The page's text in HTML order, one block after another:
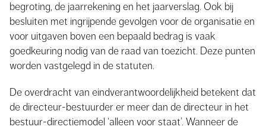
begroting, de jaarrekening en het jaarverslag. Ook bij
besluiten met ingrijpende gevolgen voor de organisatie en
voor uitgaven boven een bepaald bedrag is vaak
goedkeuring nodig van de raad van toezicht. Deze punten
worden vastgelegd in de statuten.
De overdracht van eindverantwoordelijkheid betekent dat
de directeur-bestuurder er meer dan de directeur in het
bestuur-directiemodel ‘alleen voor staat’. Wanneer de